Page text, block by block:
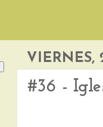
VIERNES,
#36 -